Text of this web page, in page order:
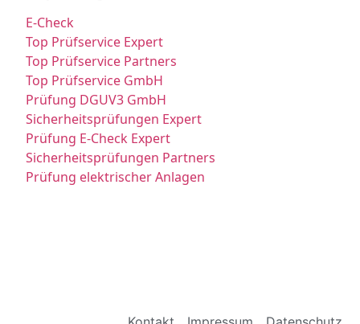
E-Check
Top Prüfservice Expert
Top Prüfservice Partners
Top Prüfservice GmbH
Prüfung DGUV3 GmbH
Sicherheitsprüfungen Expert
Prüfung E-Check Expert
Sicherheitsprüfungen Partners
Prüfung elektrischer Anlagen